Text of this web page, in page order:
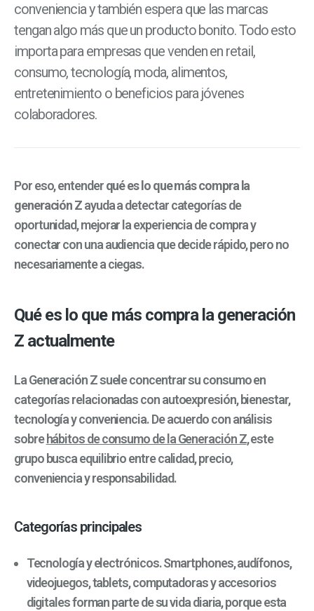
conveniencia y también espera que las marcas
tengan algo más que un producto bonito. Todo esto
importa para empresas que venden en retail,
consumo, tecnología, moda, alimentos,
entretenimiento o beneficios para jóvenes
colaboradores.
Por eso, entenderqué es lo que más compra la
generación Zayuda a detectar categorías de
oportunidad, mejorar la experiencia de compra y
conectar con una audiencia que decide rápido, pero no
necesariamente a ciegas.
Qué es lo que más compra la generación
Z actualmente
La Generación Z suele concentrar su consumo en
categorías relacionadas con autoexpresión, bienestar,
tecnología y conveniencia. De acuerdo con análisis
sobrehábitos de consumo de la Generación Z, este
grupo busca equilibrio entre calidad, precio,
conveniencia y responsabilidad.
Categorías principales
Tecnología y electrónicos. Smartphones, audífonos,
videojuegos, tablets, computadoras y accesorios
digitales forman parte de su vida diaria, porque esta